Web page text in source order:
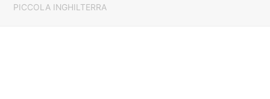
PICCOLA INGHILTERRA